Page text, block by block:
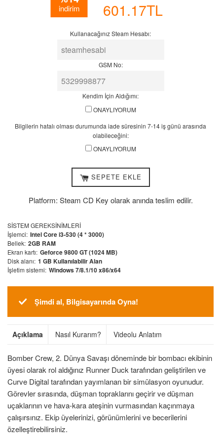
indirim 601.17TL
Kullanacağınız Steam Hesabı:
GSM No:
Kendim İçin Aldığımı:
ONAYLIYORUM
Bilgilerin hatalı olması durumunda iade süresinin 7-14 iş günü arasında
olabileceğini:
ONAYLIYORUM
SEPETE EKLE
Platform: Steam CD Key olarak anında teslim edilir.
SISTEM GEREKSINIMLERI
İşlemci: Intel Core i3-530 (4 * 3000)
Bellek: 2GB RAM
Ekran kartı: Geforce 9800 GT (1024 MB)
Disk alanı: 1 GB Kullanılabilir Alan
İşletim sistemi: Windows 7/8.1/10 x86/x64
Şimdi al, Bilgisayarında Oyna!
Açıklama Nasıl Kurarım? Videolu Anlatım
Bomber Crew, 2. Dünya Savaşı döneminde bir bombacı ekibinin
üyesi olarak rol aldığınız Runner Duck tarafından geliştirilen ve
Curve Digital tarafından yayımlanan bir simülasyon oyunudur.
Görevler sırasında, düşman topraklarını geçirir ve düşman
uçaklarının ve hava-kara ateşinin vurmasından kaçınmaya
çalışırsınız. Ekip üyelerinizi, görünümlerini ve becerilerini
özelleştirebilirsiniz.